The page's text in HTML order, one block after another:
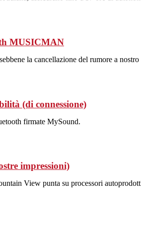
MUSICMAN
la cancellazione del rumore a
(di connessione)
firmate MySound.
impressioni)
View punta su processori